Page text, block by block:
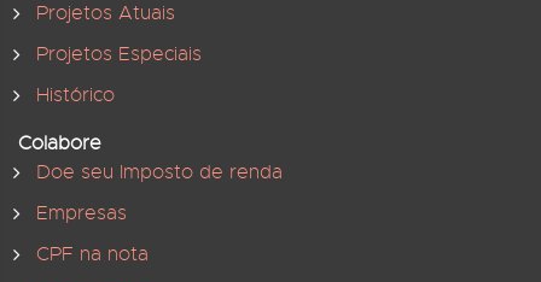
Projetos Atuais
Projetos Especiais
Histórico
Colabore
Doe seu Imposto de renda
Empresas
CPF na nota